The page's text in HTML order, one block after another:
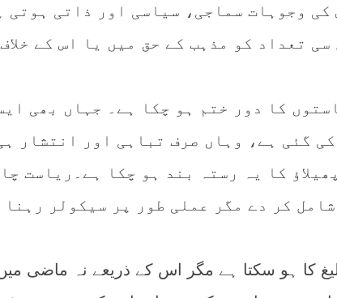
وجوہات سماجی، سیاسی اور ذاتی ہوتی
تعداد کو مذہب کے حق میں یا اس کے خلاف
کا دور ختم ہو چکا ہے۔ جہاں بھی
گئی ہے، وہاں صرف تباہی اور انتشار
کا یہ رستہ بند ہو چکا ہے۔ریاست
کر دے مگر عملی طور پر سیکولر رہنا
کا ہو سکتا ہے مگر اس کے ذریعے نہ ماضی